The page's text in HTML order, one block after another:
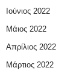
Ιούνιος 2022
Μάιος 2022
Απρίλιος 2022
Μάρτιος 2022